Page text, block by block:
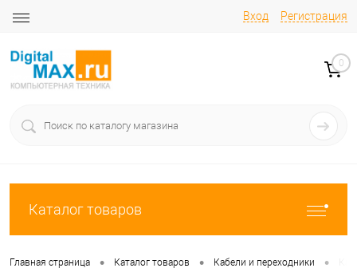
Вход Регистрация
0
Каталог товаров
Главная страница • Каталог товаров • Кабели и переходники •